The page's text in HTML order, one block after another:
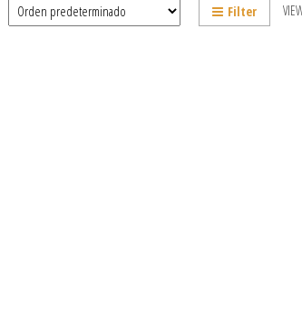
Filter